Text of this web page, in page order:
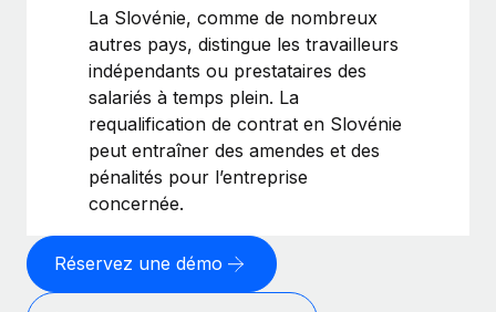
La Slovénie, comme de nombreux
autres pays, distingue les travailleurs
indépendants ou prestataires des
salariés à temps plein. La
requalification de contrat en Slovénie
peut entraîner des amendes et des
pénalités pour l’entreprise
concernée.
Réservez une démo